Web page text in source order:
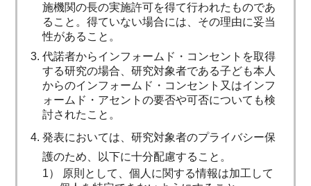
施機関の長の実施許可を得て行われたものであ
ること。得ていない場合には、その理由に妥当
性があること。
代諾者からインフォームド・コンセントを取得
する研究の場合、研究対象者である子ども本人
からのインフォームド・コンセント又はインフ
ォームド・アセントの要否や可否についても検
討されたこと。
発表においては、研究対象者のプライバシー保
護のため、以下に十分配慮すること。
1） 原則として、個人に関する情報は加工して